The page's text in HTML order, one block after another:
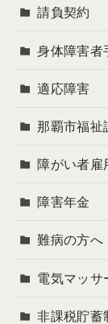
請負契約
身体障害者
適応障害
那覇市福祉
障がい者雇
障害年金
難病の方へ
電気マッサ
非課税貯蓄